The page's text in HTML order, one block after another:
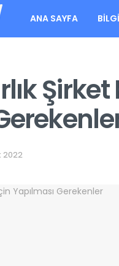
ANA SAYFA BILGI
2022